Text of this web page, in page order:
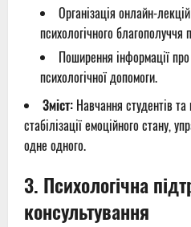
Організація онлайн-
психологічного благополуччя
Поширення інформації про
психологічної допомоги.
Зміст: Навчання студентів
стабілізації емоційного стану,
одне одного.
3. Психологічна
консультування